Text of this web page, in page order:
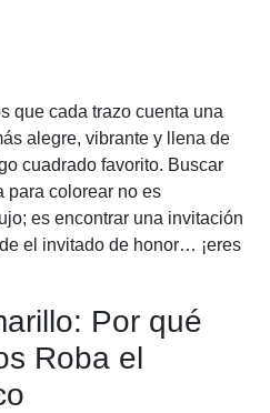
que cada trazo cuenta una
alegre, vibrante y llena de
cuadrado favorito. Buscar
para colorear no es
es encontrar una invitación
el invitado de honor… ¡eres
Por qué
Roba el